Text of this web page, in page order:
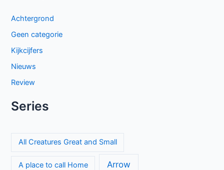
Achtergrond
Geen categorie
Kijkcijfers
Nieuws
Review
Series
All Creatures Great and Small
A place to call Home Arrow